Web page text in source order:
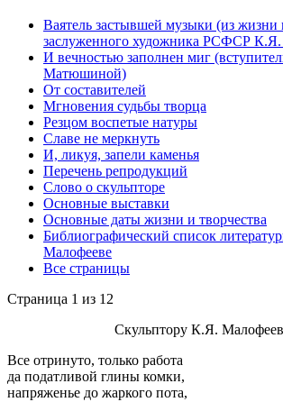
Ваятель застывшей музыки (из жизни
заслуженного художника РСФСР
И вечностью заполнен миг
Матюшиной)
От составителей
Мгновения судьбы творца
Резцом воспетые натуры
Славе не меркнуть
И, ликуя, запели каменья
Перечень репродукций
Слово о скульпторе
Основные выставки
Основные даты жизни и творчества
Библиографический список
Малофееве
Все страницы
Страница 1 из 12
Скульптору К.Я.
Все отринуто, только работа
да податливой глины комки,
напряженье до жаркого пота,